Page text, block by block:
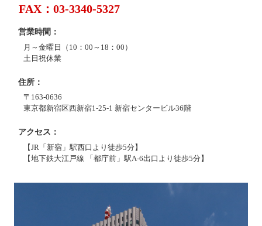
FAX：03-3340-5327
営業時間
月～金曜日（10：00～18：00）
土日祝休業
住所
〒163-0636
東京都新宿区西新宿1-25-1 新宿センタービル36階
アクセス
【JR「新宿」駅西口より徒歩5分】
【地下鉄大江戸線 「都庁前」駅A-6出口より徒歩5分】